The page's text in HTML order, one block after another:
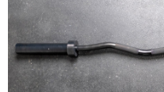
Kniebeugen mit einer Curl-
Anleitung)
1. Einrichtung